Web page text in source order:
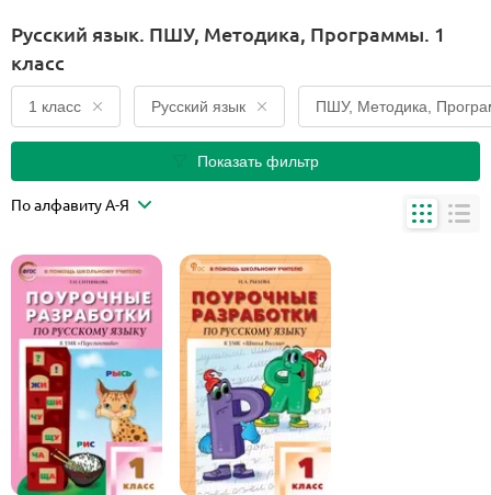
Русский язык. ПШУ, Методика, Программы. 1
класс
1 класс Русский язык ПШУ, Методика,
Показать фильтр
По алфавиту А-Я